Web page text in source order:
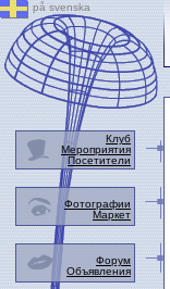
på svenska
Клуб
Мероприятия
Посетители
Фотографии
Маркет
Форум
Объявления